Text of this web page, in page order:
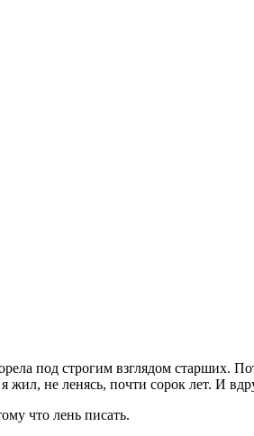
под строгим взглядом старших.
я жил, не ленясь, почти сорок лет. И
что лень писать.